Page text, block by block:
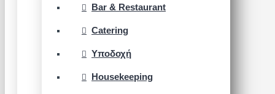
Bar & Restaurant
Catering
Υποδοχή
Housekeeping